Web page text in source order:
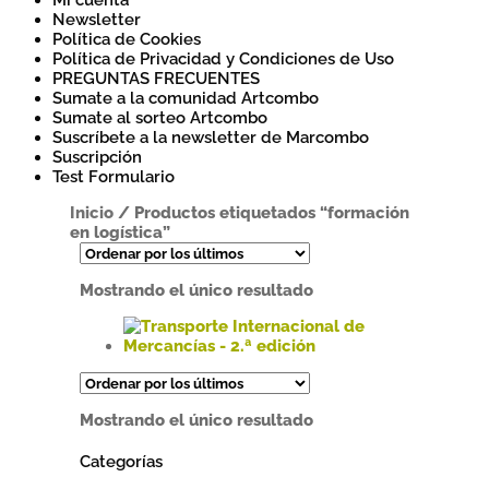
Newsletter
Política de Cookies
Política de Privacidad y Condiciones de Uso
PREGUNTAS FRECUENTES
Sumate a la comunidad Artcombo
Sumate al sorteo Artcombo
Suscríbete a la newsletter de Marcombo
Suscripción
Test Formulario
Inicio / Productos etiquetados “formación
en logística”
Mostrando el único resultado
producto
múltiples
Las
Mostrando el único resultado
Categorías